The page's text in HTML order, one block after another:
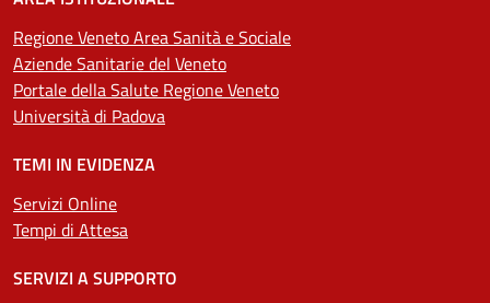
Regione Veneto Area Sanità e Sociale
Aziende Sanitarie del Veneto
Portale della Salute Regione Veneto
Università di Padova
TEMI IN EVIDENZA
Servizi Online
Tempi di Attesa
SERVIZI A SUPPORTO